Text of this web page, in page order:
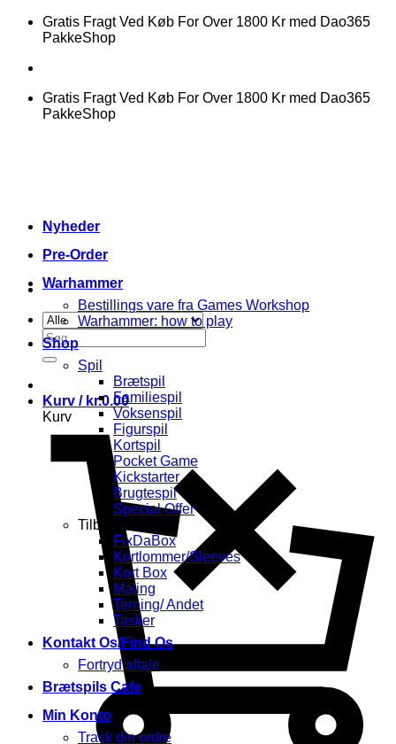
FortsætGratis Fragt Ved Køb For Over 1800 Kr med Dao365
PakkeShop
Gratis Fragt Ved Køb For Over 1800 Kr med Dao365
PakkeShop
Søg
efter:
Kurv / kr.0.00
Kurv
Nyheder
Pre-Order
Warhammer
Bestillings vare fra Games Workshop
Warhammer: how to play
Shop
Spil
Brætspil
Familiespil
Voksenspil
Figurspil
Kortspil
Pocket Game
Kickstarter
Brugtespil
Special Offer
Tilbehør
FixDaBox
Kortlommer/Sleeves
Kort Box
Maling
Terning/ Andet
Tasker
Kontakt Os/Find Os
Fortryd aftale
Brætspils Cafe
Min Konto
Track din ordre